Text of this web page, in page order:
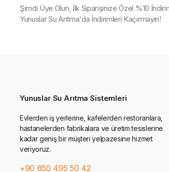
Şimdi Üye Olun, İlk Siparişinize Özel %10
Yunuslar Su Arıtma'da İndirimleri Kaçırmayın!
Yunuslar Su Arıtma Sistemleri
Evlerden iş yerlerine, kafelerden restoranlara,
hastanelerden fabrikalara ve üretim tesislerine
kadar geniş bir müşteri yelpazesine hizmet
veriyoruz.
+90 850 495 50 42